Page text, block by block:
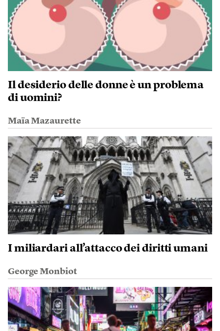
Il desiderio delle donne è un problema
di uomini?
Maïa Mazaurette
I miliardari all’attacco dei diritti umani
George Monbiot